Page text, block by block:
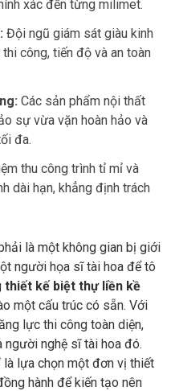
xác đến từng milimet.
Đội ngũ giám sát giàu kinh
công, tiến độ và an toàn
Các sản phẩm nội thất
sự vừa vặn hoàn hảo và
đa.
thu công trình tỉ mỉ và
dài hạn, khẳng định trách
là một không gian bị giới
người họa sĩ tài hoa để tô
thiết kế biệt thự liền kề
một cấu trúc có sẵn. Với
lực thi công toàn diện,
người nghệ sĩ tài hoa đó.
là lựa chọn một đơn vị thiết
hành để kiến tạo nên